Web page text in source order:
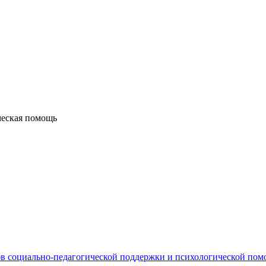
помощь
педагогической поддержки и психологической